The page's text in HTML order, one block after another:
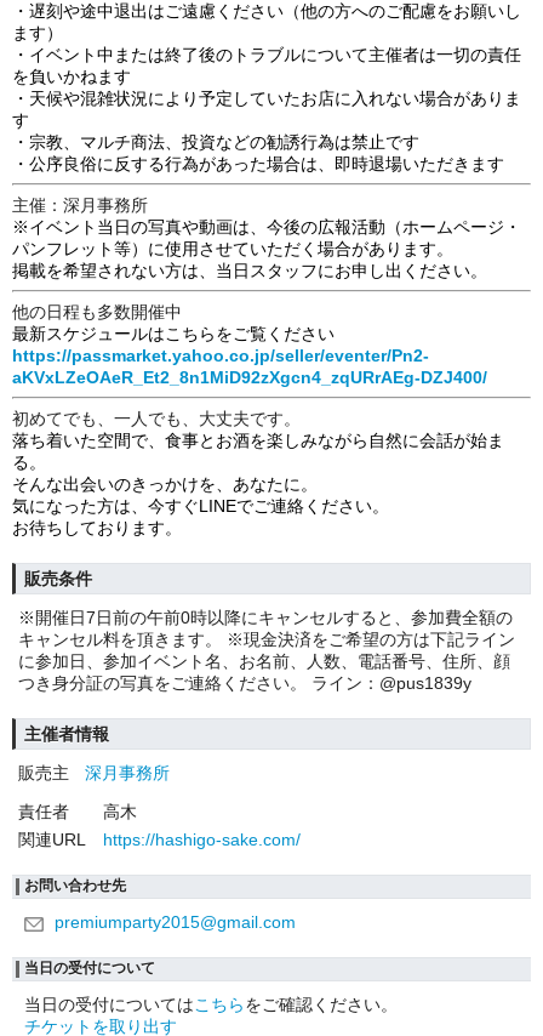
・遅刻や途中退出はご遠慮ください（他の方へのご配慮をお願いし
ます）
・イベント中または終了後のトラブルについて主催者は一切の責任
を負いかねます
・天候や混雑状況により予定していたお店に入れない場合がありま
す
・宗教、マルチ商法、投資などの勧誘行為は禁止です
・公序良俗に反する行為があった場合は、即時退場いただきます
主催：深月事務所
※イベント当日の写真や動画は、今後の広報活動（ホームページ・
パンフレット等）に使用させていただく場合があります。
掲載を希望されない方は、当日スタッフにお申し出ください。
他の日程も多数開催中
最新スケジュールはこちらをご覧ください
https://passmarket.yahoo.co.jp/seller/eventer/Pn2-
aKVxLZeOAeR_Et2_8n1MiD92zXgcn4_zqURrAEg-DZJ400/
初めてでも、一人でも、大丈夫です。
落ち着いた空間で、食事とお酒を楽しみながら自然に会話が始ま
る。
そんな出会いのきっかけを、あなたに。
気になった方は、今すぐLINEでご連絡ください。
お待ちしております。
販売条件
※開催日7日前の午前0時以降にキャンセルすると、参加費全額の
キャンセル料を頂きます。 ※現金決済をご希望の方は下記ライン
に参加日、参加イベント名、お名前、人数、電話番号、住所、顔
つき身分証の写真をご連絡ください。 ライン：@pus1839y
主催者情報
販売主
深月事務所
責任者
高木
関連URL
https://hashigo-sake.com/
お問い合わせ先
premiumparty2015@gmail.com
当日の受付について
当日の受付についてはこちらをご確認ください。
チケットを取り出す